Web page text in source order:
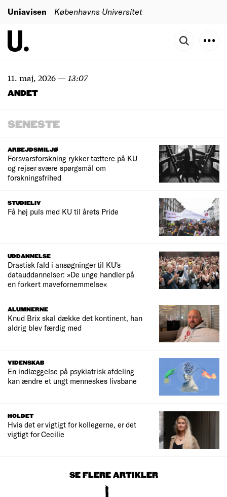
Uniavisen Københavns Universitet
11. maj, 2026— 13:07
ANDET
SENESTE
ARBEJDSMILJØ
Forsvarsforskning rykker tættere på KU
og rejser svære spørgsmål om
forskningsfrihed
STUDIELIV
Få høj puls med KU til årets Pride
UDDANNELSE
Drastisk fald i ansøgninger til KU's
datauddannelser: »De unge handler på
en forkert mavefornemmelse«
ALUMNERNE
Knud Brix skal dække det kontinent, han
aldrig blev færdig med
VIDENSKAB
En indlæggelse på psykiatrisk afdeling
kan ændre et ungt menneskes livsbane
HOLDET
Hvis det er vigtigt for kollegerne, er det
vigtigt for Cecilie
SE FLERE ARTIKLER